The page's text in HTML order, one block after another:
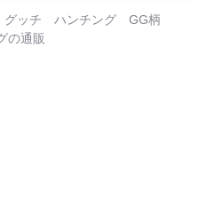
グッチ ハンチング GG柄
の通販